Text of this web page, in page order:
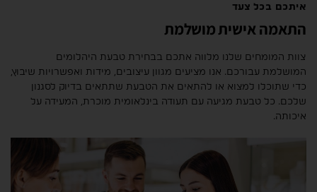
איתכם בכל צעד
התאמה אישית מושלמת
צוות המומחים שלנו מלווה אתכם בבחירת טבעת היהלומים
המושלמת עבורכם. אנו מציעים מגוון עיצובים, מידות ואפשרויות שיבוץ,
כדי שתוכלו למצוא או להתאים את הטבעת שתתאים בדיוק לסגנון
שלכם. כל טבעת מגיעה עם תעודה בינלאומית מוכרת, המעידה על
איכותה.